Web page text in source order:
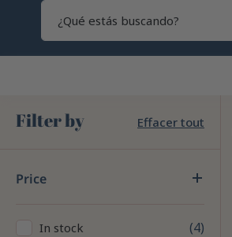
Filter by Effacer tout
Price
In stock 4